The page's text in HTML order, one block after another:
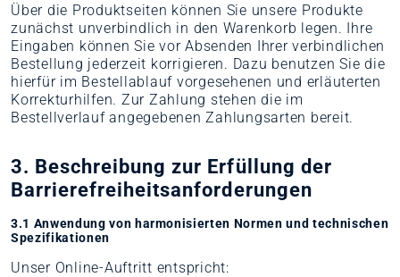
Über die Produktseiten können Sie unsere Produkte
zunächst unverbindlich in den Warenkorb legen. Ihre
Eingaben können Sie vor Absenden Ihrer verbindlichen
Bestellung jederzeit korrigieren. Dazu benutzen Sie die
hierfür im Bestellablauf vorgesehenen und erläuterten
Korrekturhilfen. Zur Zahlung stehen die im
Bestellverlauf angegebenen Zahlungsarten bereit.
3. Beschreibung zur Erfüllung der
Barrierefreiheitsanforderungen
3.1 Anwendung von harmonisierten Normen und technischen
Spezifikationen
Unser Online-Auftritt entspricht: